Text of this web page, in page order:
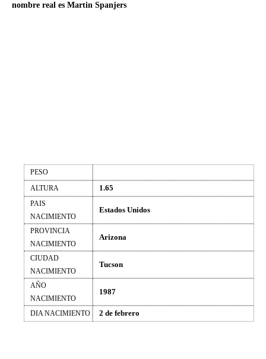
nombre real es Martin Spanjers
PESO
ALTURA
1.65
PAIS
NACIMIENTO
Estados Unidos
PROVINCIA
NACIMIENTO
Arizona
CIUDAD
NACIMIENTO
Tucson
AÑO
NACIMIENTO
1987
DIA NACIMIENTO 2 de febrero